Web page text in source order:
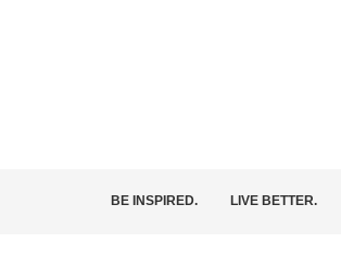
BE INSPIRED. LIVE BETTER.